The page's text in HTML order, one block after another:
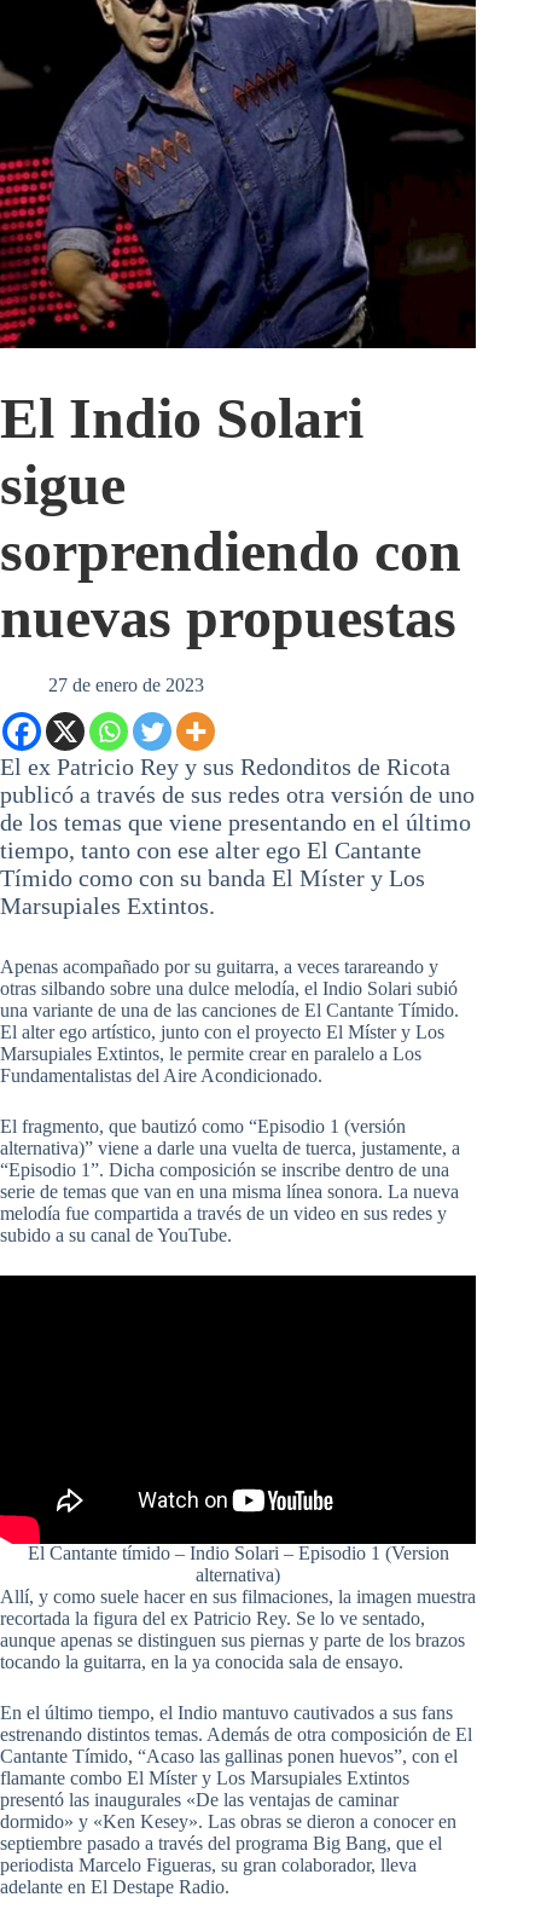
El Indio Solari
sigue
sorprendiendo con
nuevas propuestas
27 de enero de 2023
El ex Patricio Rey y sus Redonditos de Ricota
publicó a través de sus redes otra versión de uno
de los temas que viene presentando en el último
tiempo, tanto con ese alter ego El Cantante
Tímido como con su banda El Míster y Los
Marsupiales Extintos.
Apenas acompañado por su guitarra, a veces tarareando y
otras silbando sobre una dulce melodía, el Indio Solari subió
una variante de una de las canciones de El Cantante Tímido.
El alter ego artístico, junto con el proyecto El Míster y Los
Marsupiales Extintos, le permite crear en paralelo a Los
Fundamentalistas del Aire Acondicionado.
El fragmento, que bautizó como “Episodio 1 (versión
alternativa)” viene a darle una vuelta de tuerca, justamente, a
“Episodio 1”. Dicha composición se inscribe dentro de una
serie de temas que van en una misma línea sonora. La nueva
melodía fue compartida a través de un video en sus redes y
subido a su canal de YouTube.
El Cantante tímido – Indio Solari – Episodio 1 (Version
alternativa)
Allí, y como suele hacer en sus filmaciones, la imagen muestra
recortada la figura del ex Patricio Rey. Se lo ve sentado,
aunque apenas se distinguen sus piernas y parte de los brazos
tocando la guitarra, en la ya conocida sala de ensayo.
En el último tiempo, el Indio mantuvo cautivados a sus fans
estrenando distintos temas. Además de otra composición de El
Cantante Tímido, “Acaso las gallinas ponen huevos”, con el
flamante combo El Míster y Los Marsupiales Extintos
presentó las inaugurales «De las ventajas de caminar
dormido» y «Ken Kesey». Las obras se dieron a conocer en
septiembre pasado a través del programa Big Bang, que el
periodista Marcelo Figueras, su gran colaborador, lleva
adelante en El Destape Radio.